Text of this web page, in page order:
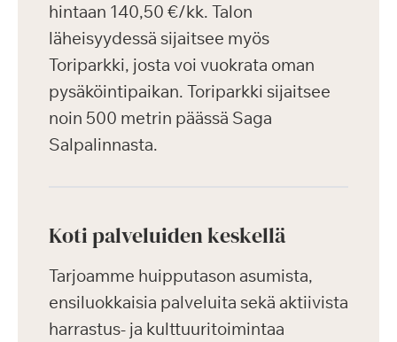
hintaan 140,50 €/kk. Talon
läheisyydessä sijaitsee myös
Toriparkki, josta voi vuokrata oman
pysäköintipaikan. Toriparkki sijaitsee
noin 500 metrin päässä Saga
Salpalinnasta.
Koti palveluiden keskellä
Tarjoamme huipputason asumista,
ensiluokkaisia palveluita sekä aktiivista
harrastus- ja kulttuuritoimintaa